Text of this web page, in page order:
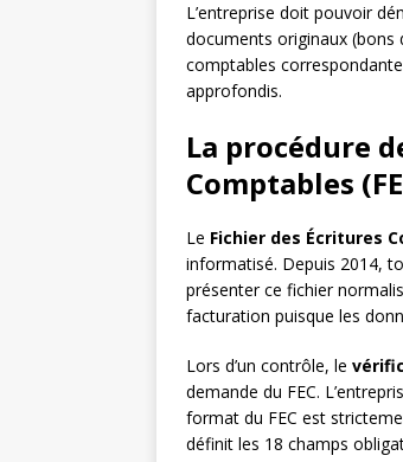
L’entreprise doit pouvoir
documents originaux (bons
comptables
approfondis.
La procédure
Comptables
Le Fichier des Écritures
informatisé. Depuis 2014,
présenter ce fichier
facturation puisque les
Lors d’un contrôle, le
demande du FEC.
format du FEC est
définit les 18 champs